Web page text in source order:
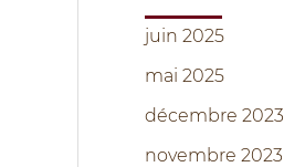
juin 2025
mai 2025
décembre 2023
novembre 2023